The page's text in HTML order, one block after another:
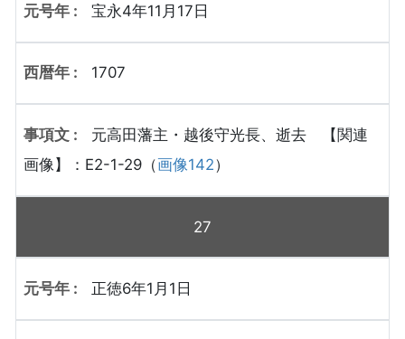
宝永4年11月17日
1707
元高田藩主・越後守光長、逝去 【関連
画像】：E2-1-29（画像142）
27
正徳6年1月1日